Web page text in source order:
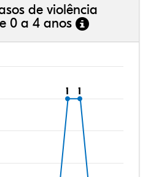
de violência
0 a 4 anos
11 11